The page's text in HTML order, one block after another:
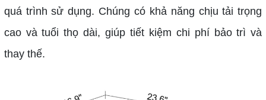
quá trình sử dụng. Chúng có khả năng chịu tải trọng
cao và tuổi thọ dài, giúp tiết kiệm chi phí bảo trì và
thay thế.